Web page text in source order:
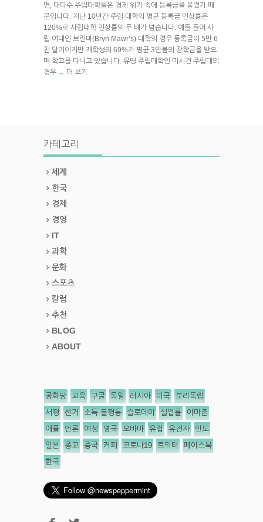
면, 대다수 주립대학들은 경제 위기 속에 등록금을 올렸기 때
문입니다. 지난 10년간 주립 대학의 평균 등록금 인상률은
120%로 사립대학 인상률의 두 배가 넘습니다. 예들 들어 사
립 여대인 브린마(Bryn Mawr’s) 대학의 경우 등록금이 5만 6
천 달러이지만 재학생의 69%가 평균 3만불의 장학금을 받으
며 학교를 다니고 있습니다. 유명 주립대학인 미시건 주립대의
경우 → 더 보기
카테고리
세계
한국
경제
경영
IT
과학
문화
스포츠
칼럼
추천
BLOG
ABOUT
공화당 교육 구글 독일 러시아 미국 분리독립
서평 선거 소득 불평등 슬로데이 실업률 아마존
애플 언론 여성 영국 오바마 유럽 유전자 인도
일본 종교 중국 커피 코로나19 트위터 페이스북
한국